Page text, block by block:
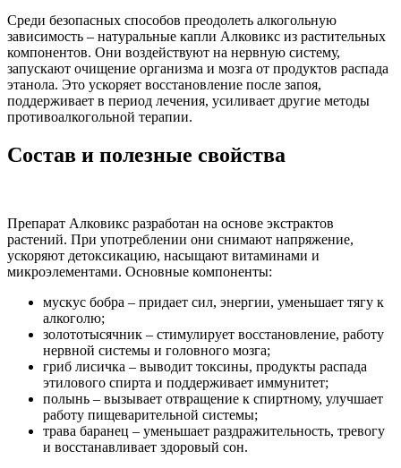
Среди безопасных способов преодолеть алкогольную
зависимость – натуральные капли Алковикс из растительных
компонентов. Они воздействуют на нервную систему,
запускают очищение организма и мозга от продуктов распада
этанола. Это ускоряет восстановление после запоя,
поддерживает в период лечения, усиливает другие методы
противоалкогольной терапии.
Состав и полезные свойства
Препарат Алковикс разработан на основе экстрактов
растений. При употреблении они снимают напряжение,
ускоряют детоксикацию, насыщают витаминами и
микроэлементами. Основные компоненты:
мускус бобра – придает сил, энергии, уменьшает тягу к
алкоголю;
золототысячник – стимулирует восстановление, работу
нервной системы и головного мозга;
гриб лисичка – выводит токсины, продукты распада
этилового спирта и поддерживает иммунитет;
полынь – вызывает отвращение к спиртному, улучшает
работу пищеварительной системы;
трава баранец – уменьшает раздражительность, тревогу
и восстанавливает здоровый сон.